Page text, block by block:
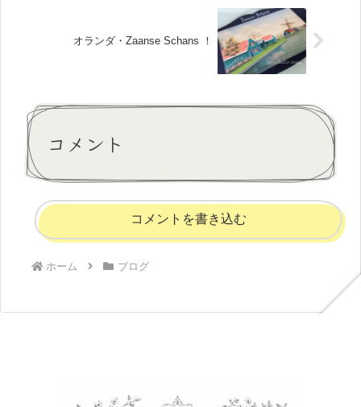
オランダ・Zaanse Schans ！
コメント
コメントを書き込む
ホーム ブログ